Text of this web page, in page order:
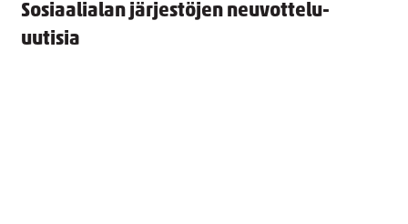
Sosiaalialan järjestöjen neuvottelu-
uutisia